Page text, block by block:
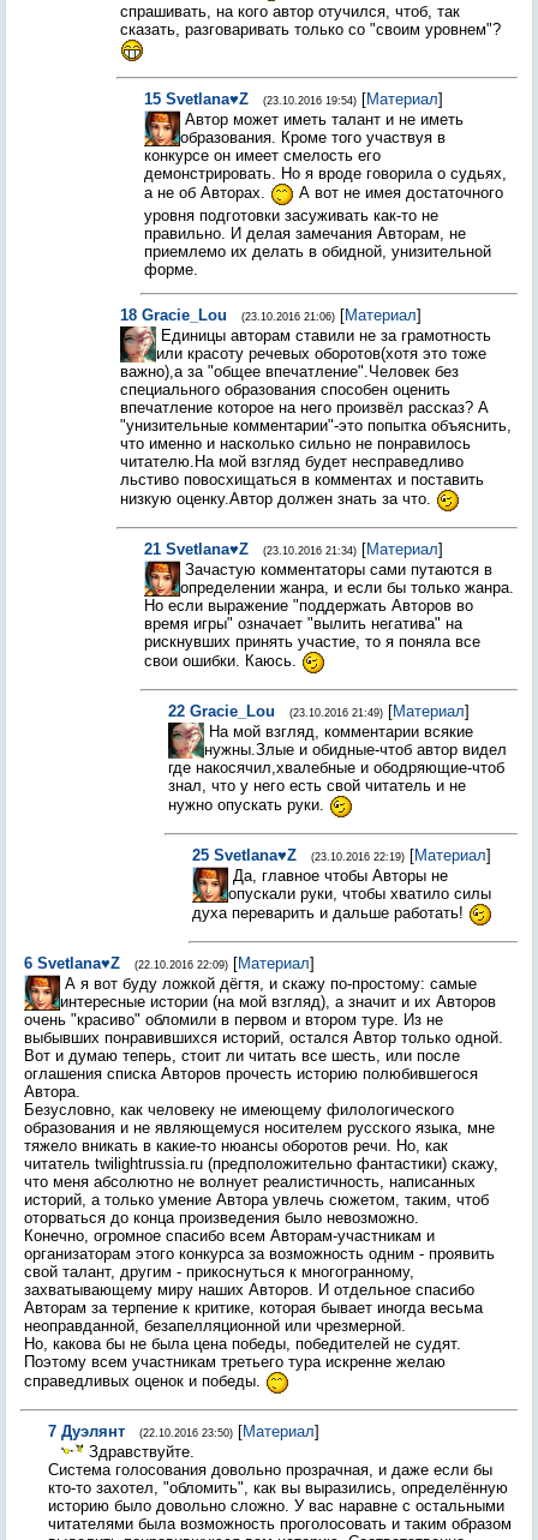
спрашивать, на кого автор отучился, чтоб, так
сказать, разговаривать только со "своим уровнем"?
15 Svetlana♥Z (23.10.2016 19:54) [Материал]
Автор может иметь талант и не иметь
образования. Кроме того участвуя в
конкурсе он имеет смелость его
демонстрировать. Но я вроде говорила о судьях,
а не об Авторах.
А вот не имея достаточного
уровня подготовки засуживать как-то не
правильно. И делая замечания Авторам, не
приемлемо их делать в обидной, унизительной
форме.
18 Gracie_Lou (23.10.2016 21:06) [Материал]
Единицы авторам ставили не за грамотность
или красоту речевых оборотов(хотя это тоже
важно),а за "общее впечатление".Человек без
специального образования способен оценить
впечатление которое на него произвёл рассказ? А
"унизительные комментарии"-это попытка объяснить,
что именно и насколько сильно не понравилось
читателю.На мой взгляд будет несправедливо
льстиво повосхищаться в комментах и поставить
низкую оценку.Автор должен знать за что.
21 Svetlana♥Z (23.10.2016 21:34) [Материал]
Зачастую комментаторы сами путаются в
определении жанра, и если бы только жанра.
Но если выражение "поддержать Авторов во
время игры" означает "вылить негатива" на
рискнувших принять участие, то я поняла все
свои ошибки. Каюсь.
22 Gracie_Lou (23.10.2016 21:49) [Материал]
На мой взгляд, комментарии всякие
нужны.Злые и обидные-чтоб автор видел
где накосячил,хвалебные и ободряющие-чтоб
знал, что у него есть свой читатель и не
нужно опускать руки.
25 Svetlana♥Z (23.10.2016 22:19) [Материал]
Да, главное чтобы Авторы не
опускали руки, чтобы хватило силы
духа переварить и дальше работать!
6 Svetlana♥Z (22.10.2016 22:09) [Материал]
А я вот буду ложкой дёгтя, и скажу по-простому: самые
интересные истории (на мой взгляд), а значит и их Авторов
очень "красиво" обломили в первом и втором туре. Из не
выбывших понравившихся историй, остался Автор только одной.
Вот и думаю теперь, стоит ли читать все шесть, или после
оглашения списка Авторов прочесть историю полюбившегося
Автора.
Безусловно, как человеку не имеющему филологического
образования и не являющемуся носителем русского языка, мне
тяжело вникать в какие-то нюансы оборотов речи. Но, как
читатель twilightrussia.ru (предположительно фантастики) скажу,
что меня абсолютно не волнует реалистичность, написанных
историй, а только умение Автора увлечь сюжетом, таким, чтоб
оторваться до конца произведения было невозможно.
Конечно, огромное спасибо всем Авторам-участникам и
организаторам этого конкурса за возможность одним - проявить
свой талант, другим - прикоснуться к многогранному,
захватывающему миру наших Авторов. И отдельное спасибо
Авторам за терпение к критике, которая бывает иногда весьма
неоправданной, безапелляционной или чрезмерной.
Но, какова бы не была цена победы, победителей не судят.
Поэтому всем участникам третьего тура искренне желаю
справедливых оценок и победы.
7 Дуэлянт (22.10.2016 23:50) [Материал]
Здравствуйте.
Система голосования довольно прозрачная, и даже если бы
кто-то захотел, "обломить", как вы выразились, определённую
историю было довольно сложно. У вас наравне с остальными
читателями была возможность проголосовать и таким образом